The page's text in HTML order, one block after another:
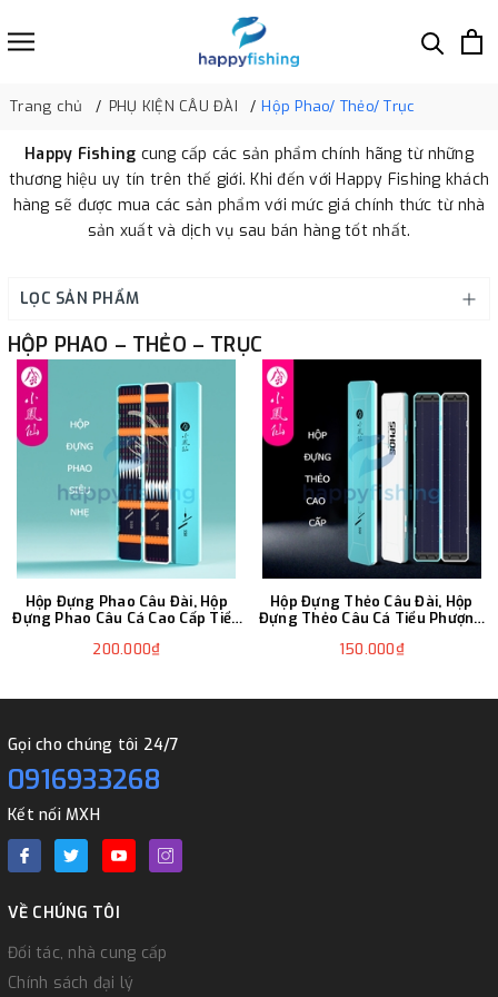
Trang chủ PHỤ KIỆN CÂU ĐÀI Hộp Phao/ Thẻo/ Trục
LỌC SẢN PHẨM
HỘP PHAO – THẺO – TRỤC
Hộp Đựng Phao Câu Đài, Hộp
Đựng Phao Câu Cá Cao Cấp Tiểu
200.000₫
Hộp Đựng Thẻo Câu Đài, Hộp
Đựng Thẻo Câu Cá Tiểu Phượng
150.000₫
Happy Fishing cung cấp các sản phẩm chính hãng từ những
thương hiệu uy tín trên thế giới. Khi đến với Happy Fishing khách
hàng sẽ được mua các sản phẩm với mức giá chính thức từ nhà
sản xuất và dịch vụ sau bán hàng tốt nhất.
Gọi cho chúng tôi 24/7
0916933268
Kết nối MXH
VỀ CHÚNG TÔI
Đối tác, nhà cung cấp
Chính sách đại lý